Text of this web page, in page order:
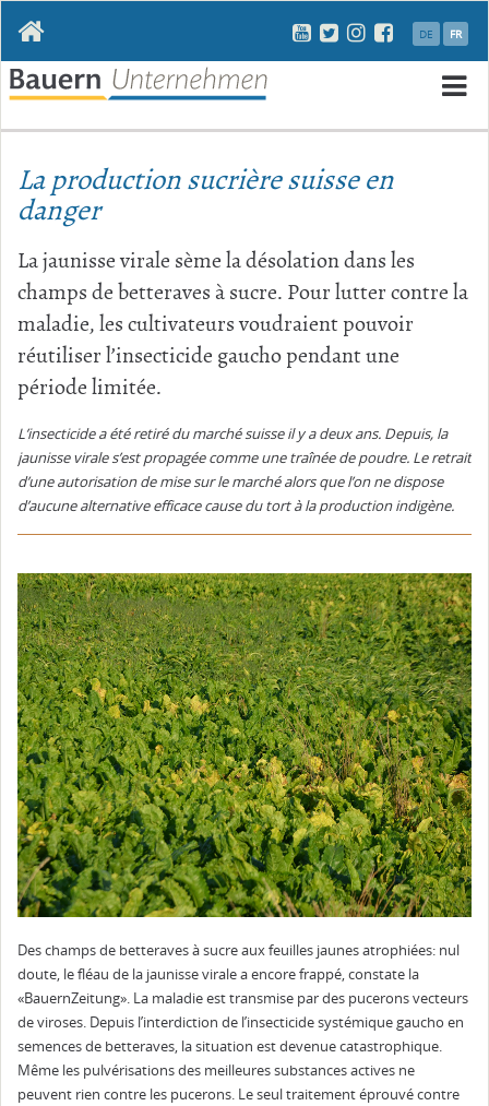
DE FR
contenu
La production sucrière suisse en
danger
La jaunisse virale sème la désolation dans les
champs de betteraves à sucre. Pour lutter contre la
maladie, les cultivateurs voudraient pouvoir
réutiliser l’insecticide gaucho pendant une
période limitée.
L’insecticide a été retiré du marché suisse il y a deux ans. Depuis, la
jaunisse virale s’est propagée comme une traînée de poudre. Le retrait
d’une autorisation de mise sur le marché alors que l’on ne dispose
d’aucune alternative efficace cause du tort à la production indigène.
Des champs de betteraves à sucre aux feuilles jaunes atrophiées: nul
doute, le fléau de la jaunisse virale a encore frappé, constate la
«BauernZeitung». La maladie est transmise par des pucerons vecteurs
de viroses. Depuis l’interdiction de l’insecticide systémique gaucho en
semences de betteraves, la situation est devenue catastrophique.
Même les pulvérisations des meilleures substances actives ne
peuvent rien contre les pucerons. Le seul traitement éprouvé contre